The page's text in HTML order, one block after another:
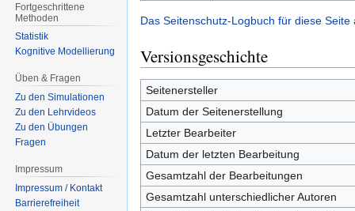
Das Seitenschutz-Logbuch für diese Seite
Versionsgeschichte
Seitenersteller
Datum der Seitenerstellung
Letzter Bearbeiter
Datum der letzten Bearbeitung
Gesamtzahl der Bearbeitungen
Gesamtzahl unterschiedlicher Autoren
Fortgeschrittene
Methoden
Statistik
Kognitive Modellierung
Üben & Fragen
Zu den Simulationen
Zu den Lehrvideos
Zu den Übungen
Fragen
Impressum
Impressum / Kontakt
Barrierefreiheit